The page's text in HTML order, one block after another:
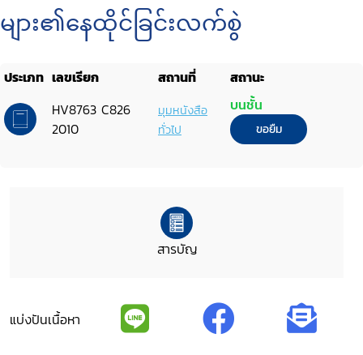
များ၏နေထိုင်ခြင်းလက်စွဲ
ประเภท เลขเรียก สถานที่
สถานะ
HV8763 C826
2010
มุมหนังสือ
ทั่วไป
บนชั้น
ขอยืม
สารบัญ
แบ่งปันเนื้อหา